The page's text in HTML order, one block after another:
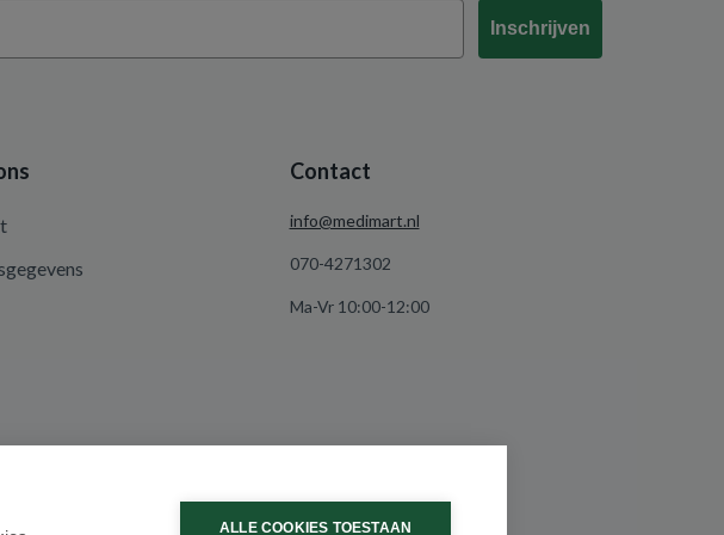
Inschrijven
Contact
info@medimart.nl
070-4271302
Ma-Vr 10:00-12:00
ALLE COOKIES TOESTAAN